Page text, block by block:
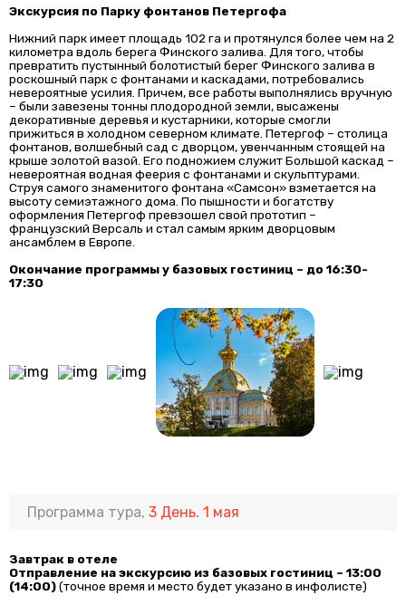
Экскурсия по Парку фонтанов Петергофа
Нижний парк имеет площадь 102 га и протянулся более чем на 2
километра вдоль берега Финского залива. Для того, чтобы
превратить пустынный болотистый берег Финского залива в
роскошный парк с фонтанами и каскадами, потребовались
невероятные усилия. Причем, все работы выполнялись вручную
– были завезены тонны плодородной земли, высажены
декоративные деревья и кустарники, которые смогли
прижиться в холодном северном климате. Петергоф – столица
фонтанов, волшебный сад с дворцом, увенчанным стоящей на
крыше золотой вазой. Его подножием служит Большой каскад –
невероятная водная феерия с фонтанами и скульптурами.
Струя самого знаменитого фонтана «Самсон» взметается на
высоту семиэтажного дома. По пышности и богатству
оформления Петергоф превзошел свой прототип –
французский Версаль и стал самым ярким дворцовым
ансамблем в Европе.
Окончание программы у базовых гостиниц ~ до 16:30-
17:30
Программа тура,3 День. 1 мая
Завтрак в отеле
Отправление на экскурсию из базовых гостиниц ~ 13:00
(14:00)(точное время и место будет указано в инфолисте)